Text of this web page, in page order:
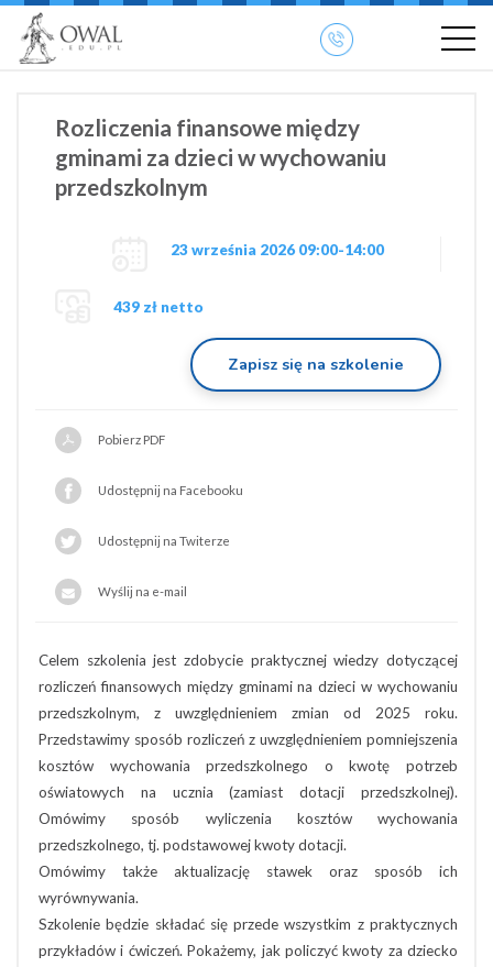
» OWAL.EDU.PL
Rozliczenia finansowe między
gminami za dzieci w wychowaniu
przedszkolnym
23 września 2026 09:00-14:00
439 zł netto
Zapisz się na szkolenie
Pobierz PDF
Udostępnij na Facebooku
Udostępnij na Twiterze
Wyślij na e-mail
Celem szkolenia jest zdobycie praktycznej wiedzy dotyczącej
rozliczeń finansowych między gminami na dzieci w wychowaniu
przedszkolnym, z uwzględnieniem zmian od 2025 roku.
Przedstawimy sposób rozliczeń z uwzględnieniem pomniejszenia
kosztów wychowania przedszkolnego o kwotę potrzeb
oświatowych na ucznia (zamiast dotacji przedszkolnej).
Omówimy sposób wyliczenia kosztów wychowania
przedszkolnego, tj. podstawowej kwoty dotacji.
Omówimy także aktualizację stawek oraz sposób ich
wyrównywania.
Szkolenie będzie składać się przede wszystkim z praktycznych
przykładów i ćwiczeń. Pokażemy, jak policzyć kwoty za dziecko